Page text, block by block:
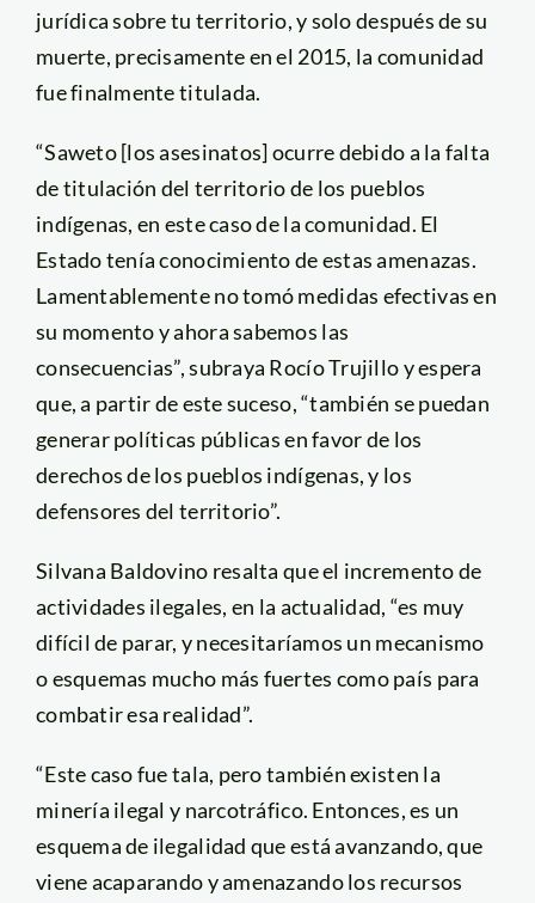
jurídica sobre tu territorio, y solo después de su
muerte, precisamente en el 2015, la comunidad
fue finalmente titulada.
“Saweto [los asesinatos] ocurre debido a la falta
de titulación del territorio de los pueblos
indígenas, en este caso de la comunidad. El
Estado tenía conocimiento de estas amenazas.
Lamentablemente no tomó medidas efectivas en
su momento y ahora sabemos las
consecuencias”, subraya Rocío Trujillo y espera
que, a partir de este suceso, “también se puedan
generar políticas públicas en favor de los
derechos de los pueblos indígenas, y los
defensores del territorio”.
Silvana Baldovino resalta que el incremento de
actividades ilegales, en la actualidad, “es muy
difícil de parar, y necesitaríamos un mecanismo
o esquemas mucho más fuertes como país para
combatir esa realidad”.
“Este caso fue tala, pero también existen la
minería ilegal y narcotráfico. Entonces, es un
esquema de ilegalidad que está avanzando, que
viene acaparando y amenazando los recursos